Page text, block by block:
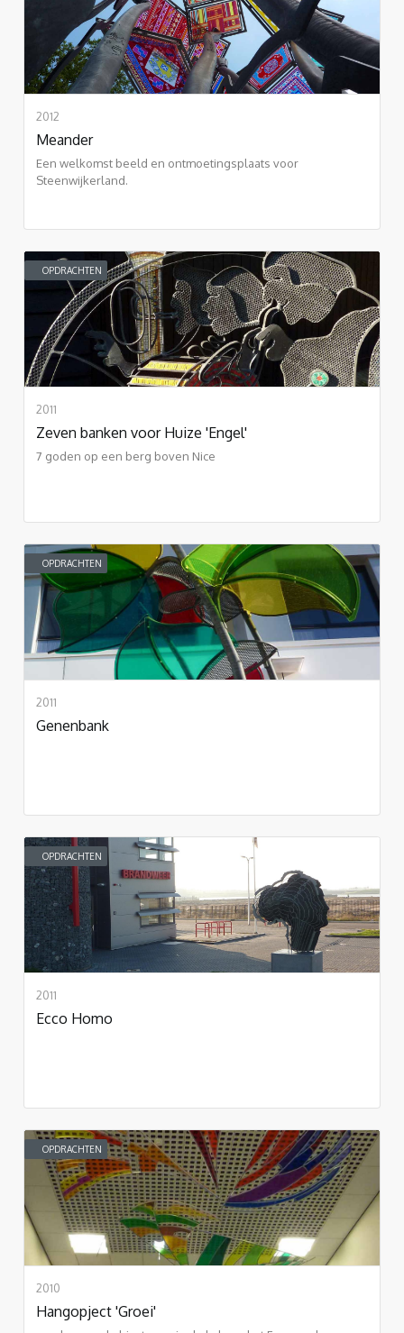
2012
Meander
Een welkomst beeld en ontmoetingsplaats voor
Steenwijkerland.
OPDRACHTEN
2011
Zeven banken voor Huize 'Engel'
7 goden op een berg boven Nice
OPDRACHTEN
2011
Genenbank
OPDRACHTEN
2011
Ecco Homo
OPDRACHTEN
2010
Hangopject 'Groei'